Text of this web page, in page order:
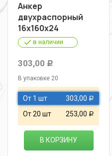
Анкер
двухраспорный
16х160х24
в наличии
303,00 Р
В упаковке 20
От 1 шт 303,00 Р
От 20 шт 253,00 Р
В КОРЗИНУ